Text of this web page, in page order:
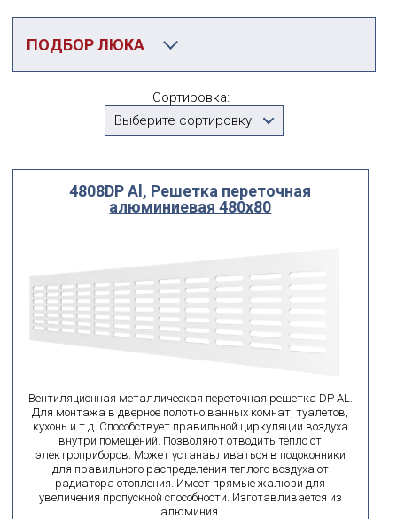
ПОДБОР ЛЮКА
Вентиляционные решетки для подоконников
Выберите...
ширина
высота
ВЫ ИЩЕТЕ:
Сбросить фильтр подобрать
Сортировка:
Выберите сортировку
4808DP Al, Решетка переточная
алюминиевая 480x80
Вентиляционная металлическая переточная решетка DP AL.
Для монтажа в дверное полотно ванных комнат, туалетов,
кухонь и т.д. Способствует правильной циркуляции воздуха
внутри помещений. Позволяют отводить тепло от
электроприборов. Может устанавливаться в подоконники
для правильного распределения теплого воздуха от
радиатора отопления. Имеет прямые жалюзи для
увеличения пропускной способности. Изготавливается из
алюминия.